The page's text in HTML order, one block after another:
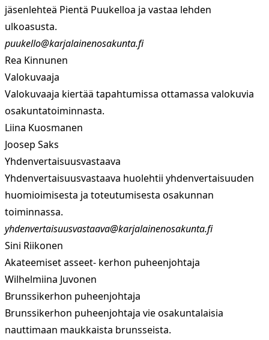
jäsenlehteä Pientä Puukelloa ja vastaa lehden
ulkoasusta.
puukello@karjalainenosakunta.fi
Rea Kinnunen
Valokuvaaja
Valokuvaaja kiertää tapahtumissa ottamassa valokuvia
osakuntatoiminnasta.
Liina Kuosmanen
Joosep Saks
Yhdenvertaisuusvastaava
Yhdenvertaisuusvastaava huolehtii yhdenvertaisuuden
huomioimisesta ja toteutumisesta osakunnan
toiminnassa.
yhdenvertaisuusvastaava@karjalainenosakunta.fi
Sini Riikonen
Akateemiset asseet- kerhon puheenjohtaja
Wilhelmiina Juvonen
Brunssikerhon puheenjohtaja
Brunssikerhon puheenjohtaja vie osakuntalaisia
nauttimaan maukkaista brunsseista.